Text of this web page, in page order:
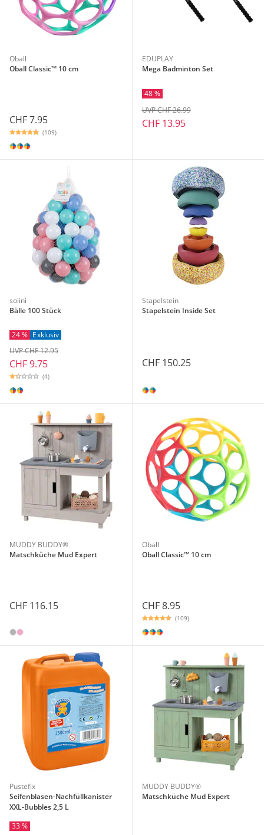
Oball
Oball Classic™ 10 cm
CHF 7.95
(109)
EDUPLAY
Mega Badminton Set
48 %
CHF 13.95
UVP CHF 26.99
solini
Bälle 100 Stück
24 % Exklusiv
CHF 9.75
UVP CHF 12.95
(4)
Stapelstein
Stapelstein Inside Set
CHF 150.25
MUDDY BUDDY®
Matschküche Mud Expert
CHF 116.15
Oball
Oball Classic™ 10 cm
CHF 8.95
(109)
Pustefix
Seifenblasen-Nachfüllkanister
XXL-Bubbles 2,5 L
33 %
MUDDY BUDDY®
Matschküche Mud Expert